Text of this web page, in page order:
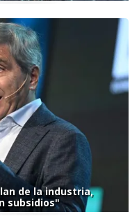
de la industria,
subsidios"